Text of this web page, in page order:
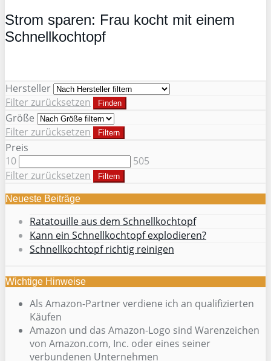
Strom sparen: Frau kocht mit einem
Schnellkochtopf
Hersteller
Filter zurücksetzen
Finden
Größe
Filter zurücksetzen
Filtern
Preis
10
505
Filter zurücksetzen
Filtern
Neueste Beiträge
Ratatouille aus dem Schnellkochtopf
Kann ein Schnellkochtopf explodieren?
Schnellkochtopf richtig reinigen
Wichtige Hinweise
Als Amazon-Partner verdiene ich an qualifizierten
Käufen
Amazon und das Amazon-Logo sind Warenzeichen
von Amazon.com, Inc. oder eines seiner
verbundenen Unternehmen